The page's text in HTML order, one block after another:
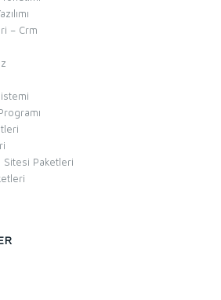
– Crm
Sitesi Paketleri